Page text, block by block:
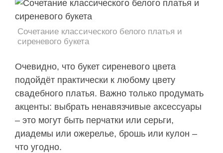
Сочетание классического белого платья и
сиреневого букета
Очевидно, что букет сиреневого цвета
подойдёт практически к любому цвету
свадебного платья. Важно только продумать
акценты: выбрать ненавязчивые аксессуары
– это могут быть перчатки или серьги,
диадемы или ожерелье, брошь или кулон –
что угодно.